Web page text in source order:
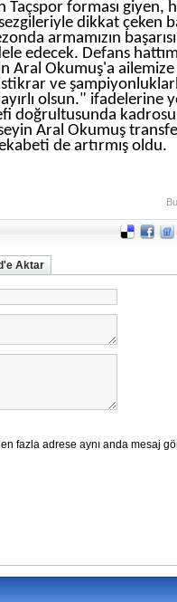
Taçspor forması giyen,
dikkat çeken
armamızın
edecek. Defans
Aral Okumuş'a
istikrar ve
olsun." ifadelerine
doğrultusunda
Aral Okumuş
de artırmış oldu.
Aktar